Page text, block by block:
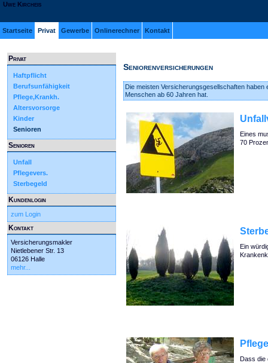
Uwe Kircheis
Startseite Privat Gewerbe Onlinerechner Kontakt
Privat
Haftpflicht
Berufsunfähigkeit
Pflege,Krankh.
Altersvorsorge
Kinder
Senioren
Senioren
Unfall
Pflegevers.
Sterbegeld
Kundenlogin
zum Login
Kontakt
Versicherungsmakler
Nietlebener Str. 13
06126 Halle
mehr...
Seniorenversicherungen
Die meisten Versicherungsgesellschaften
Menschen ab 60 Jahren hat.
Eines
70
Ein
Dass die